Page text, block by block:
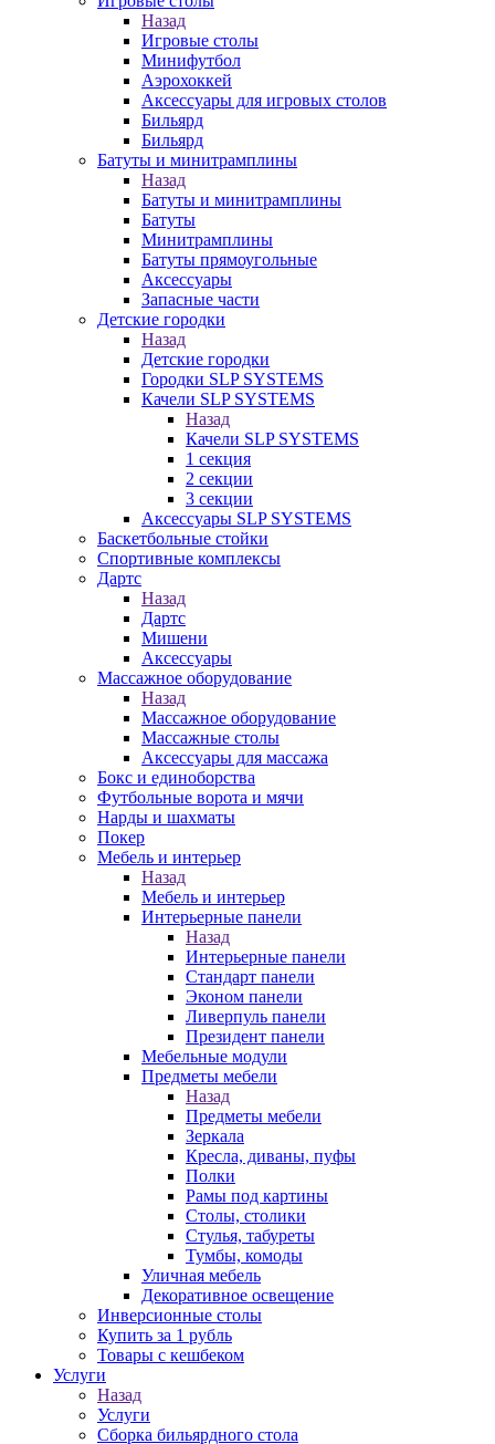
Назад
Игровые столы
Минифутбол
Аэрохоккей
Аксессуары для игровых столов
Бильяpд
Бильяpд
Батуты и минитрамплины
Назад
Батуты и минитрамплины
Батуты
Минитрамплины
Батуты прямоугольные
Аксессуары
Запасные части
Детские городки
Назад
Детские городки
Городки SLP SYSTEMS
Качели SLP SYSTEMS
Назад
Качели SLP SYSTEMS
1 секция
2 секции
3 секции
Аксессуары SLP SYSTEMS
Баскетбольные стойки
Спортивные комплексы
Дартс
Назад
Дартс
Мишени
Аксессуары
Массажное оборудование
Назад
Массажное оборудование
Массажные столы
Аксессуары для массажа
Бокс и единоборства
Футбольные ворота и мячи
Нарды и шахматы
Покер
Мебель и интерьер
Назад
Мебель и интерьер
Интерьерные панели
Назад
Интерьерные панели
Стандарт панели
Эконом панели
Ливерпуль панели
Президент панели
Мебельные модули
Предметы мебели
Назад
Предметы мебели
Зеркала
Кресла, диваны, пуфы
Полки
Рамы под картины
Столы, столики
Стулья, табуреты
Тумбы, комоды
Уличная мебель
Декоративное освещение
Инверсионные столы
Купить за 1 рубль
Товары с кешбеком
Услуги
Назад
Услуги
Сборка бильярдного стола